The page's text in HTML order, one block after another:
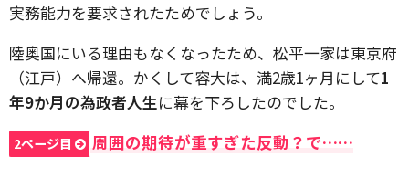
実務能力を要求されたためでしょう。
陸奥国にいる理由もなくなったため、松平一家は東京府
（江戸）へ帰還。かくして容大は、満2歳1ヶ月にして1
年9か月の為政者人生に幕を下ろしたのでした。
2ページ目 周囲の期待が重すぎた反動？で……